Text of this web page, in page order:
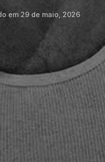
em 29 de maio, 2026